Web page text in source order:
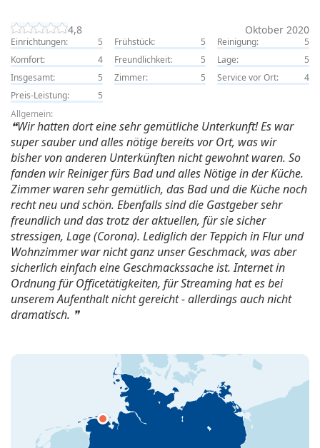
4,8 Oktober 2020
Einrichtungen: 5 Frühstück: 5 Reinigung:
5
Komfort:
4 Freundlichkeit: 5 Lage:
5
Insgesamt:
5 Zimmer: 5 Service vor Ort:
4
Preis-Leistung:
5
Allgemein:
Wir hatten dort eine sehr gemütliche Unterkunft! Es war
super sauber und alles nötige bereits vor Ort, was wir
bisher von anderen Unterkünften nicht gewohnt waren. So
fanden wir Reiniger fürs Bad und alles Nötige in der Küche.
Zimmer waren sehr gemütlich, das Bad und die Küche noch
recht neu und schön. Ebenfalls sind die Gastgeber sehr
freundlich und das trotz der aktuellen, für sie sicher
stressigen, Lage (Corona). Lediglich der Teppich in Flur und
Wohnzimmer war nicht ganz unser Geschmack, was aber
sicherlich einfach eine Geschmackssache ist. Internet in
Ordnung für Officetätigkeiten, für Streaming hat es bei
unserem Aufenthalt nicht gereicht - allerdings auch nicht
dramatisch.